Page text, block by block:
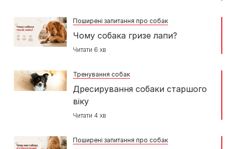
Поширені запитання про собак
Чому собака гризе лапи?
Читати 6 хв
Тренування собак
Дресирування собаки старшого
віку
Читати 4 хв
Поширені запитання про собак